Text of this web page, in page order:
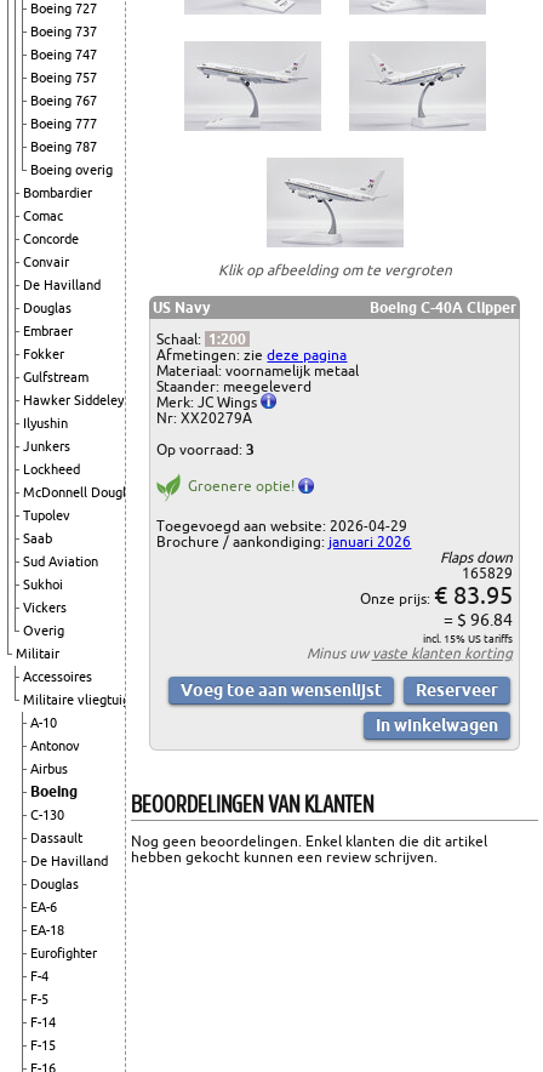
Boeing 727
Boeing 737
Boeing 747
Boeing 757
Boeing 767
Boeing 777
Boeing 787
Boeing overig
Bombardier
Comac
Concorde
Convair
De Havilland
Douglas
Embraer
Fokker
Gulfstream
Hawker Siddeley
Ilyushin
Junkers
Lockheed
McDonnell Douglas
Tupolev
Saab
Sud Aviation
Sukhoi
Vickers
Overig
Militair
Accessoires
Militaire vliegtuigen
A-10
Antonov
Airbus
Boeing
C-130
Dassault
De Havilland
Douglas
EA-6
EA-18
Eurofighter
F-4
F-5
F-14
F-15
F-16
Klik op afbeelding om te vergroten
US Navy
Boeing C-40A Clipper
Schaal: 1:200
Afmetingen: ziedeze pagina
Materiaal: voornamelijk metaal
Staander: meegeleverd
Merk: JC Wings
Nr: XX20279A
Op voorraad:3
Groenere optie!
Toegevoegd aan website: 2026-04-29
Brochure / aankondiging: januari 2026
Flaps down
165829
Onze prijs: € 83.95
= $ 96.84
incl. 15% US tariffs
Minus uwvaste klanten korting
BEOORDELINGEN VAN KLANTEN
Nog geen beoordelingen. Enkel klanten die dit artikel
hebben gekocht kunnen een review schrijven.